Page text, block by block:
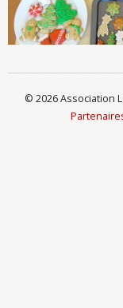
© 2026 Association